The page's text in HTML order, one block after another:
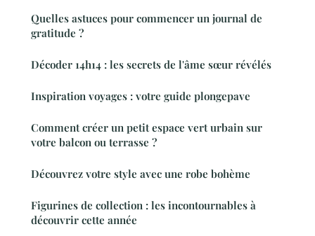
Quelles astuces pour commencer un journal de
gratitude ?
Décoder 14h14 : les secrets de l'âme sœur révélés
Inspiration voyages : votre guide plongepave
Comment créer un petit espace vert urbain sur
votre balcon ou terrasse ?
Découvrez votre style avec une robe bohème
Figurines de collection : les incontournables à
découvrir cette année